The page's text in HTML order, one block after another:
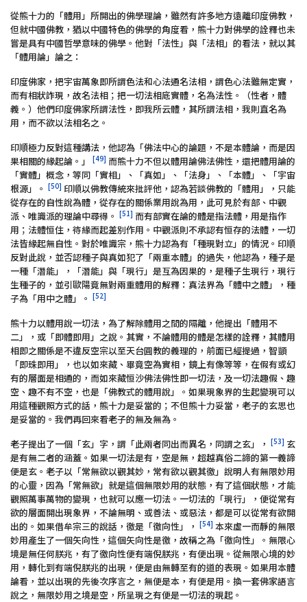
從熊十力的「體用」所開出的佛學理論，雖然有許多地方遠離印度佛教，
但就中國佛教，猶以中國特色的佛學的角度看，熊十力對佛學的詮釋也未
嘗是具有中國哲學意味的佛學。他對「法性」與「法相」的看法，就以其
「體用論」論之：
印度佛家，把宇宙萬象即所謂色法和心法通名法相，謂色心法雖無定實，
而有相狀詐現，故名法相；把一切法相底實體，名為法性。（性者，體
義。）他們印度佛家所謂法性，即我所云體，其所謂法相，我則直名為
用，而不欲以法相名之。
印順極力反對這種講法，他認為「佛法中心的論題，不是本體論，而是因
果相關的緣起論。」
[49] 而熊十力不但以體用論佛法佛性，還把體用論的
「實體」概念，等同「實相」、「真如」、「法身」、「本體」、「宇宙
根源」。 [50] 印順以佛教傳統來批評他，認為若談佛教的「體用」，只能
從存在的自性說為體，從存在的關係業用說為用，此可見於有部、中觀
派、唯識派的理論中尋得。 [51] 而有部實在論的體是指法體，用是指作
用；法體恒住，待緣而起差別作用。中觀派則不承認有恒存的法體，一切
法皆緣起無自性。對於唯識宗，熊十力認為有「種現對立」的情況。印順
反對此說，並否認種子與真如犯了「兩重本體」的過失，他認為，種子是
一種「潛能」，「潛能」與「現行」是互為因果的，是種子生現行，現行
生種子的，並引歐陽竟無對兩重體用的解釋：真法界為「體中之體」，種
子為「用中之體」。 [52]
熊十力以體用說一切法，為了解除體用之間的隔離，他提出「體用不
二」，或「即體即用」之說。其實，不論體用的體是怎樣的詮釋，其體用
相即之關係是不違反空宗以至天台圓教的義理的，前面已經提過，智顗
「即珠即用」，也以如來藏、畢竟空為實相，鏡上有像等等，在假有或幻
有的層面是相通的，而如來藏恒沙佛法佛性即一切法，及一切法趣假、趣
空、趣不有不空，也是「佛教式的體用說」。如果現象界的生起變現可以
用這種觀照方式的話，熊十力是妥當的；不但熊十力妥當，老子的玄思也
是妥當的。我們再回來看老子的無及無為。
老子提出了一個「玄」字，謂「此兩者同出而異名，同謂之玄」， [53] 玄
是有無二者的涵蓋。如果一切法是有，空是無，超越真俗二諦的第一義諦
便是玄。老子以「常無欲以觀其妙，常有欲以觀其徼」說明人有無限妙用
的心靈，因為「常無欲」就是這個無限妙用的狀態，有了這個狀態，才能
觀照萬事萬物的變現，也就可以應一切法。一切法的「現行」，便從常有
欲的層面開出現象界，不論無明、或善法、或惡法，都是可以從常有欲開
出的。如果借牟宗三的說話，徼是「徼向性」， [54] 本來虛一而靜的無限
妙用產生了一個矢向性，這個矢向性是徼，故稱之為「徼向性」。無限心
境是無任何朕兆，有了徼向性便有端倪朕兆，有便出現。從無限心境的妙
用，轉化到有端倪朕兆的出現，便是由無轉至有的道的表現。如果用本體
論看，並以出現的先後次序言之，無便是本，有便是用。換一套佛家語言
說之，無限妙用之境是空，所呈現之有便是一切法的現起。